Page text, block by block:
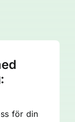
för din